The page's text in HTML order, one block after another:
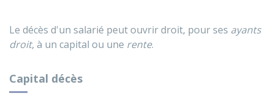
Le décès d'un salarié peut ouvrir droit, pour ses ayants
droit, à un capital ou une rente.
Capital décès